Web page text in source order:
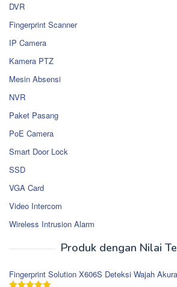
DVR
Fingerprint Scanner
IP Camera
Kamera PTZ
Mesin Absensi
NVR
Paket Pasang
PoE Camera
Smart Door Lock
SSD
VGA Card
Video Intercom
Wireless Intrusion Alarm
Produk dengan Nilai
Fingerprint Solution X606S Deteksi Wajah